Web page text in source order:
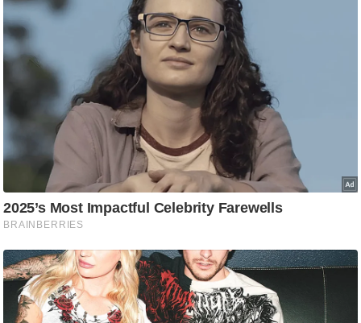
e
w
s
फ
इ
टे
क्नॉ
लॉ
जी
ब्यू
टी